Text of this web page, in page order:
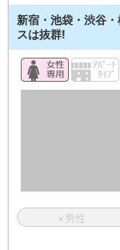
新宿・池袋・渋谷
スは抜群!
×男性